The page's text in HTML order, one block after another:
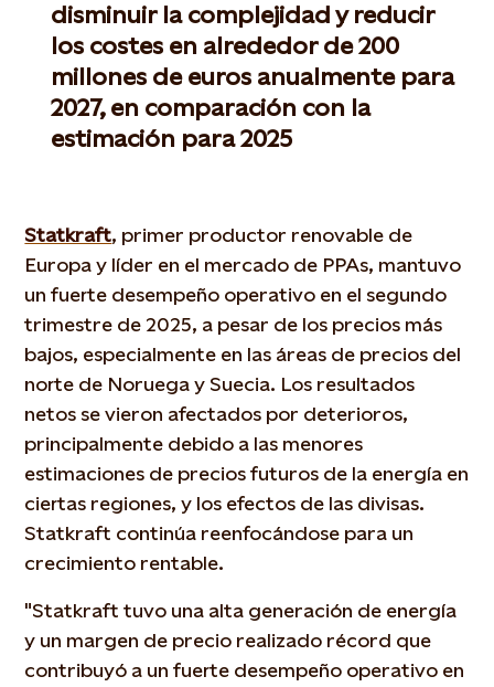
disminuir la complejidad y reducir
los costes en alrededor de 200
millones de euros anualmente para
2027, en comparación con la
estimación para 2025
Statkraft, primer productor renovable de
Europa y líder en el mercado de PPAs, mantuvo
un fuerte desempeño operativo en el segundo
trimestre de 2025, a pesar de los precios más
bajos, especialmente en las áreas de precios del
norte de Noruega y Suecia. Los resultados
netos se vieron afectados por deterioros,
principalmente debido a las menores
estimaciones de precios futuros de la energía en
ciertas regiones, y los efectos de las divisas.
Statkraft continúa reenfocándose para un
crecimiento rentable.
"Statkraft tuvo una alta generación de energía
y un margen de precio realizado récord que
contribuyó a un fuerte desempeño operativo en